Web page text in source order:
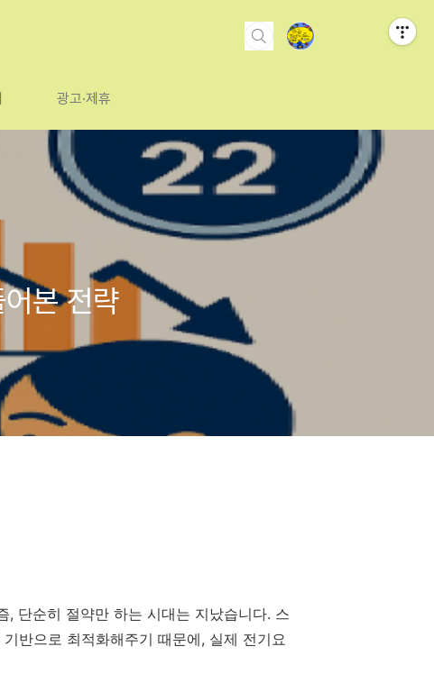
광고·제휴
본 전략
, 단순히 절약만 하는 시대는 지났습니다. 스
반으로 최적화해주기 때문에, 실제 전기요